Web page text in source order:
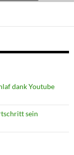
dank Youtube
sein